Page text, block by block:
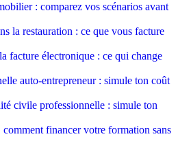
: comparez vos scénarios avant
la restauration : ce que vous facture
facture électronique : ce qui change
auto-entrepreneur : simule ton coût
civile professionnelle : simule ton
comment financer votre formation sans